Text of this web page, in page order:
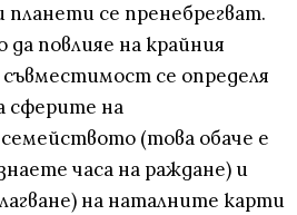
планети се пренебрегват.
повлияе на крайния
се определя
сферите на
(това обаче е
часа на раждане) и
на наталните карти